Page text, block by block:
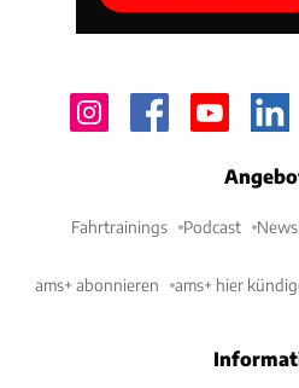
Fahrtrainings Podcast
ams+ abonnieren ams+ hier